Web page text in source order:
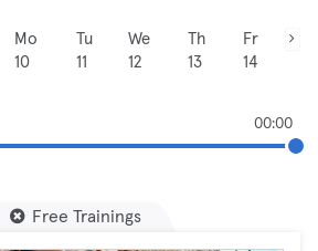
Mo
10
Tu
11
We
12
Th
13
Fr
14
00:00
Free Trainings